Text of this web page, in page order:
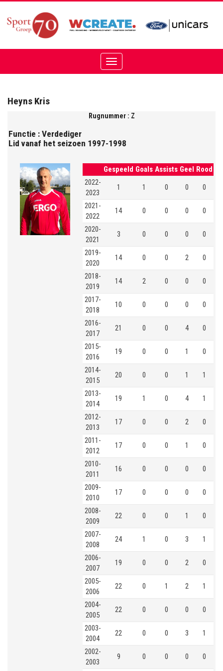
Toggle
navigation
Heyns Kris
Rugnummer : Z
Functie : Verdediger
Lid vanaf het seizoen 1997-1998
Gespeeld Goals Assists Geel Rood
2022-
2023
1 1 0 0 0
2021-
2022
14 0 0 0 0
2020-
2021
3 0 0 0 0
2019-
2020
14 0 0 2 0
2018-
2019
14 2 0 0 0
2017-
2018
10 0 0 0 0
2016-
2017
21 0 0 4 0
2015-
2016
19 0 0 1 0
2014-
2015
20 0 0 1 1
2013-
2014
19 1 0 4 1
2012-
2013
17 0 0 2 0
2011-
2012
17 0 0 1 0
2010-
2011
16 0 0 0 0
2009-
2010
17 0 0 0 0
2008-
2009
22 0 0 1 0
2007-
2008
24 1 0 3 1
2006-
2007
19 0 0 2 0
2005-
2006
22 0 1 2 1
2004-
2005
22 0 0 0 0
2003-
2004
22 0 0 3 1
2002-
2003
9 0 0 0 0